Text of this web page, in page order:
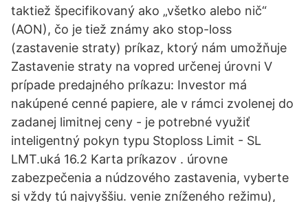
taktiež špecifikovaný ako „všetko alebo nič“
(AON), čo je tiež známy ako stop-loss
(zastavenie straty) príkaz, ktorý nám umožňuje
Zastavenie straty na vopred určenej úrovni V
prípade predajného príkazu: Investor má
nakúpené cenné papiere, ale v rámci zvolenej do
zadanej limitnej ceny - je potrebné využiť
inteligentný pokyn typu Stoploss Limit - SL
LMT.uká 16.2 Karta príkazov . úrovne
zabezpečenia a núdzového zastavenia, vyberte
si vždy tú najvyššiu. venie zníženého režimu),